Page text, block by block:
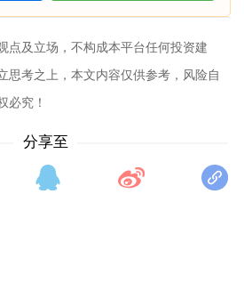
点及立场，不构成本平台任何投资建
思考之上，本文内容仅供参考，风险自
必究！
分享至